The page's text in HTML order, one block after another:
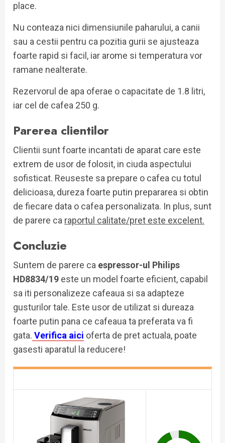
place.
Nu conteaza nici dimensiunile paharului, a canii
sau a cestii pentru ca pozitia gurii se ajusteaza
foarte rapid si facil, iar arome si temperatura vor
ramane nealterate.
Rezervorul de apa oferae o capacitate de 1.8 litri,
iar cel de cafea 250 g.
Parerea clientilor
Clientii sunt foarte incantati de aparat care este
extrem de usor de folosit, in ciuda aspectului
sofisticat. Reuseste sa prepare o cafea cu totul
delicioasa, dureza foarte putin prepararea si obtin
de fiecare data o cafea personalizata. In plus, sunt
de parere ca raportul calitate/pret este excelent.
Concluzie
Suntem de parere ca espressor-ul Philips
HD8834/19 este un model foarte eficient, capabil
sa iti personalizeze cafeaua si sa adapteze
gusturilor tale. Este usor de utilizat si dureaza
foarte putin pana ce cafeaua ta preferata va fi
gata. Verifica aici oferta de pret actuala, poate
gasesti aparatul la reducere!